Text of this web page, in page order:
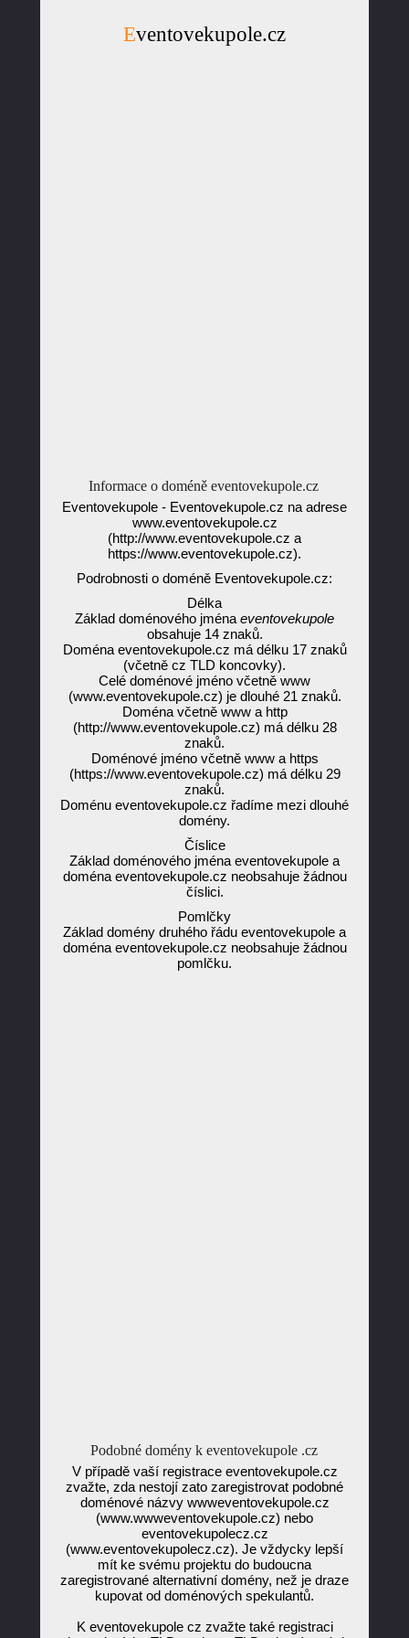
Eventovekupole.cz
Informace o doméně eventovekupole.cz
Eventovekupole - Eventovekupole.cz na adrese
www.eventovekupole.cz
(http://www.eventovekupole.cz a
https://www.eventovekupole.cz).
Podrobnosti o doméně Eventovekupole.cz:
Délka
Základ doménového jména eventovekupole
obsahuje 14 znaků.
Doména eventovekupole.cz má délku 17 znaků
(včetně cz TLD koncovky).
Celé doménové jméno včetně www
(www.eventovekupole.cz) je dlouhé 21 znaků.
Doména včetně www a http
(http://www.eventovekupole.cz) má délku 28
znaků.
Doménové jméno včetně www a https
(https://www.eventovekupole.cz) má délku 29
znaků.
Doménu eventovekupole.cz řadíme mezi dlouhé
domény.
Číslice
Základ doménového jména eventovekupole a
doména eventovekupole.cz neobsahuje žádnou
číslici.
Pomlčky
Základ domény druhého řádu eventovekupole a
doména eventovekupole.cz neobsahuje žádnou
pomlčku.
Podobné domény k eventovekupole .cz
V případě vaší registrace eventovekupole.cz
zvažte, zda nestojí zato zaregistrovat podobné
doménové názvy wwweventovekupole.cz
(www.wwweventovekupole.cz) nebo
eventovekupolecz.cz
(www.eventovekupolecz.cz). Je vždycky lepší
mít ke svému projektu do budoucna
zaregistrované alternativní domény, než je draze
kupovat od doménových spekulantů.
K eventovekupole cz zvažte také registraci